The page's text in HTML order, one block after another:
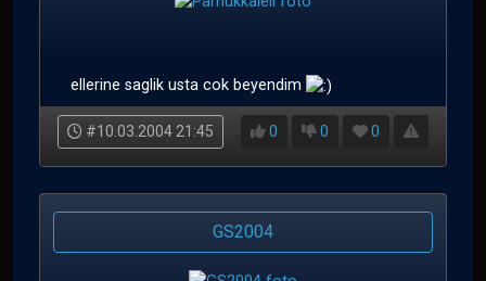
ellerine saglik usta cok beyendim
#10.03.2004 21:45 0 0 0
GS2004